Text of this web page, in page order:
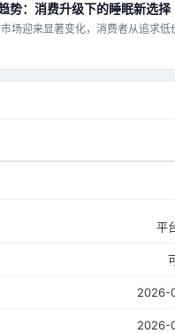
势：消费升级下的睡眠新选择
场迎来显著变化，消费者从追求低
类升级、环保趋势及未来走向，为
平
2026-
2026-